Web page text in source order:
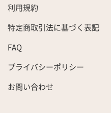
利用規約
特定商取引法に基づく表記
FAQ
プライバシーポリシー
お問い合わせ